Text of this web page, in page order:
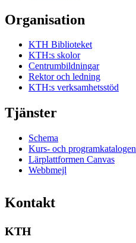
Organisation
KTH Biblioteket
KTH:s skolor
Centrumbildningar
Rektor och ledning
KTH:s verksamhetsstöd
Tjänster
Schema
Kurs- och programkatalogen
Lärplattformen Canvas
Webbmejl
Kontakt
KTH